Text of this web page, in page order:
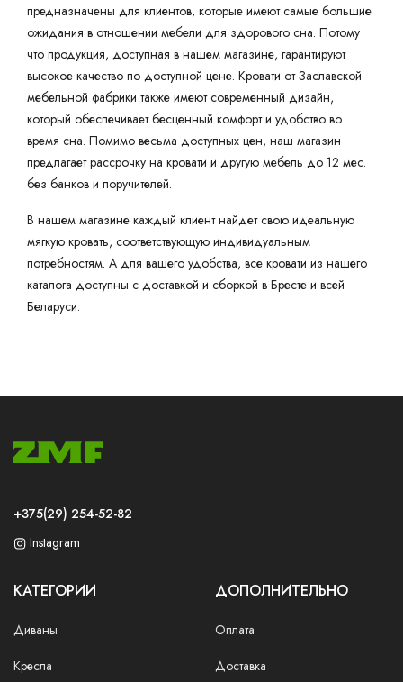
предназначены для клиентов, которые имеют самые большие
ожидания в отношении мебели для здорового сна. Потому
что продукция, доступная в нашем магазине, гарантируют
высокое качество по доступной цене. Кровати от Заславской
мебельной фабрики также имеют современный дизайн,
который обеспечивает бесценный комфорт и удобство во
время сна. Помимо весьма доступных цен, наш магазин
предлагает рассрочку на кровати и другую мебель до 12 мес.
без банков и поручителей.
В нашем магазине каждый клиент найдет свою идеальную
мягкую кровать, соответствующую индивидуальным
потребностям. А для вашего удобства, все кровати из нашего
каталога доступны с доставкой и сборкой в Бресте и всей
Беларуси.
+375(29) 254-52-82
Instagram
КАТЕГОРИИ
Диваны
Кресла
ДОПОЛНИТЕЛЬНО
Оплата
Доставка